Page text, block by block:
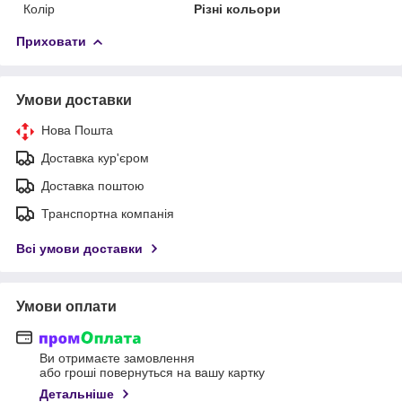
Колір
Різні кольори
Приховати
Умови доставки
Нова Пошта
Доставка кур'єром
Доставка поштою
Транспортна компанія
Всі умови доставки
Умови оплати
Ви отримаєте замовлення
або гроші повернуться на вашу картку
Детальніше